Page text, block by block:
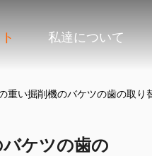
私達について
重い掘削機のバケツの歯の取
ケツの歯の